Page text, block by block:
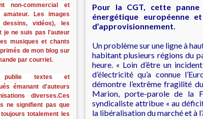
non-commercial et
amateur. Les images
vidéos), les
je ne suis pas l'auteur
musiques et chants
de mon blog sur
par courriel.
textes et
émanant d'auteurs
diverses.Ces
ne signifient pas que
totalement les
Pour la CGT, cette panne
énergétique européenne
d’approvisionnement.
Un problème sur une ligne à
habitant plusieurs régions du
heure. « Loin d’être un
d’électricité qu’a connue
démontre l’extrême fragilité
Marion, porte-parole de la
syndicaliste attribue « au
la libéralisation du marché et à